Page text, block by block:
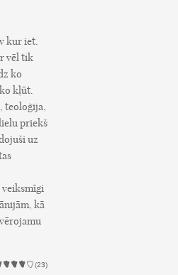
kur iet.
vēl tik
ko
kļūt.
teoloģija,
priekš
uz
veiksmīgi
kā
(23)